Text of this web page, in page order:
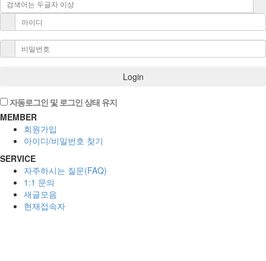
Login
자동로그인 및 로그인 상태 유지
MEMBER
회원가입
아이디/비밀번호 찾기
SERVICE
자주하시는 질문(FAQ)
1:1 문의
새글모음
현재접속자